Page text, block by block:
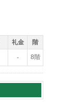
礼金 階
- 8階